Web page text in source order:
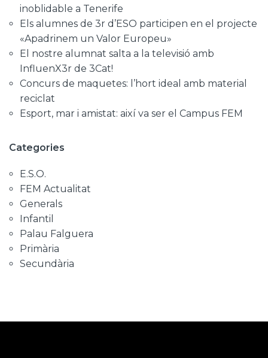
inoblidable a Tenerife
Els alumnes de 3r d’ESO participen en el projecte
«Apadrinem un Valor Europeu»
El nostre alumnat salta a la televisió amb
InfluenX3r de 3Cat!
Concurs de maquetes: l’hort ideal amb material
reciclat
Esport, mar i amistat: així va ser el Campus FEM
Categories
E.S.O.
FEM Actualitat
Generals
Infantil
Palau Falguera
Primària
Secundària